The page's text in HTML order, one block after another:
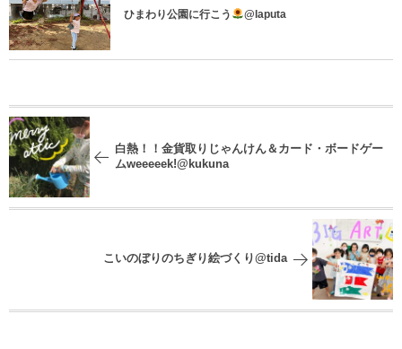
ひまわり公園に行こう @laputa
白熱！！金貨取りじゃんけん＆カード・ボードゲー
ムweeeeek!@kukuna
こいのぼりのちぎり絵づくり@tida